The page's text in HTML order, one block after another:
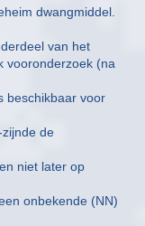
dwangmiddel.
van het
vooronderzoek (na
beschikbaar voor
de
niet later op
onbekende (NN)